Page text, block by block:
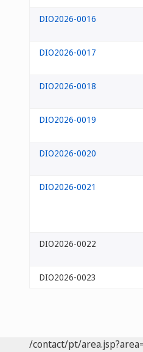
DIO2026-0016
DIO2026-0017
DIO2026-0018
DIO2026-0019
DIO2026-0020
DIO2026-0021
DIO2026-0022
DIO2026-0023
/contact/pt/